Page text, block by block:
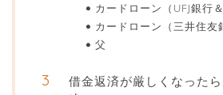
カードローン（UFJ銀行
カードローン（三井住友
父
借金返済が厳しくなった